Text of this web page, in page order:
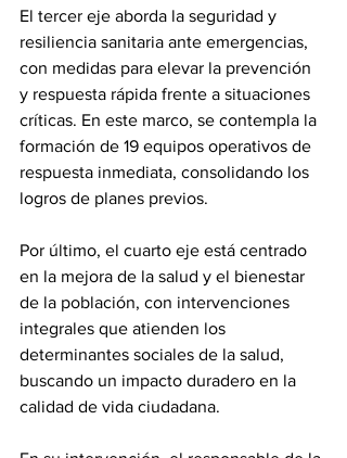
El tercer eje aborda la seguridad y
resiliencia sanitaria ante emergencias,
con medidas para elevar la prevención
y respuesta rápida frente a situaciones
críticas. En este marco, se contempla la
formación de 19 equipos operativos de
respuesta inmediata, consolidando los
logros de planes previos.
Por último, el cuarto eje está centrado
en la mejora de la salud y el bienestar
de la población, con intervenciones
integrales que atienden los
determinantes sociales de la salud,
buscando un impacto duradero en la
calidad de vida ciudadana.